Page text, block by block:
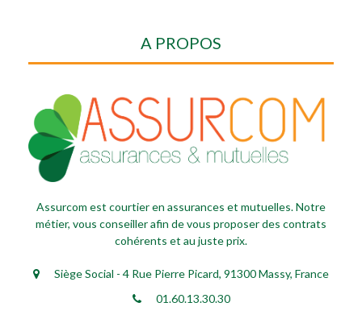
A PROPOS
Assurcom est courtier en assurances et mutuelles. Notre
métier, vous conseiller afin de vous proposer des contrats
cohérents et au juste prix.
Siège Social - 4 Rue Pierre Picard, 91300 Massy, France
01.60.13.30.30